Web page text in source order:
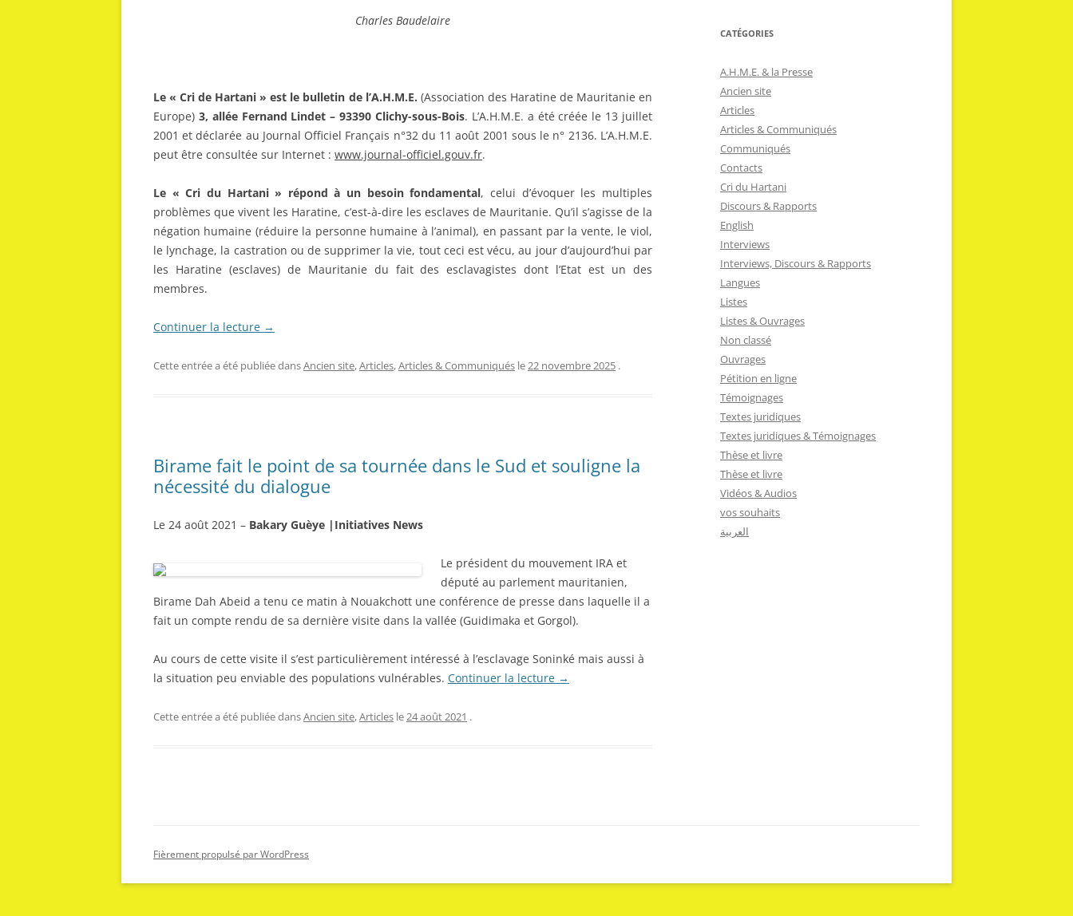
Charles Baudelaire
Le « Cri de Hartani » est le bulletin de l’A.H.M.E. (Association des Haratine de Mauritanie en
Europe) 3, allée Fernand Lindet – 93390 Clichy-sous-Bois. L’A.H.M.E. a été créée le 13 juillet
2001 et déclarée au Journal Officiel Français n°32 du 11 août 2001 sous le n° 2136. L’A.H.M.E.
peut être consultée sur Internet : www.journal-officiel.gouv.fr.
Le « Cri du Hartani » répond à un besoin fondamental, celui d’évoquer les multiples
problèmes que vivent les Haratine, c’est-à-dire les esclaves de Mauritanie. Qu’il s’agisse de la
négation humaine (réduire la personne humaine à l’animal), en passant par la vente, le viol,
le lynchage, la castration ou de supprimer la vie, tout ceci est vécu, au jour d’aujourd’hui par
les Haratine (esclaves) de Mauritanie du fait des esclavagistes dont l’Etat est un des
membres.
Continuer la lecture →
Cette entrée a été publiée dansAncien site,Articles,Articles & Communiqués le22 novembre 2025 .
Birame fait le point de sa tournée dans le Sud et souligne la
nécessité du dialogue
Le 24 août 2021 – Bakary Guèye |Initiatives News
Le président du mouvement IRA et
député au parlement mauritanien,
Birame Dah Abeid a tenu ce matin à Nouakchott une conférence de presse dans laquelle il a
fait un compte rendu de sa dernière visite dans la vallée (Guidimaka et Gorgol).
Au cours de cette visite il s’est particulièrement intéressé à l’esclavage Soninké mais aussi à
la situation peu enviable des populations vulnérables. Continuer la lecture →
Cette entrée a été publiée dansAncien site,Articles le24 août 2021 .
CATÉGORIES
A.H.M.E. & la Presse
Ancien site
Articles
Articles & Communiqués
Communiqués
Contacts
Cri du Hartani
Discours & Rapports
English
Interviews
Interviews, Discours & Rapports
Langues
Listes
Listes & Ouvrages
Non classé
Ouvrages
Pétition en ligne
Témoignages
Textes juridiques
Textes juridiques & Témoignages
Thèse et livre
Thèse et livre
Vidéos & Audios
vos souhaits
العربية
Fièrement propulsé par WordPress